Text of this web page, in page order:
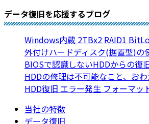
データ復旧を応援するブログ
Windows内蔵 2TBx2 RAID1
外付けハードディスク(据置型)の
BIOSで認識しないHDDからの復
HDDの修理は不可能なこと、お
HDD復旧 エラー発生 フォーマッ
当社の特徴
データ復旧